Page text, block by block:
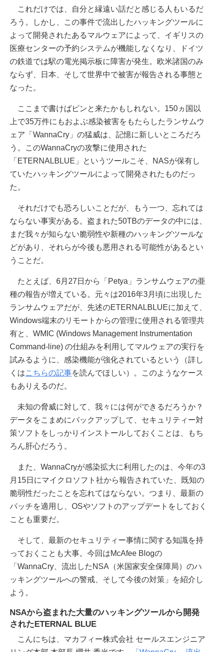
これだけでは、自分と縁遠い話だと感じる人もいるだ
ろう。しかし、この事件で流出したハッキングツールに
よって開発されたあるマルウェアによって、イギリスの
医療センターの予約システムが機能しなくなり、ドイツ
の鉄道では駅の電光掲示板に障害が発生。欧米諸国のみ
ならず、日本、そして世界中で被害が報告される事態と
なった。
ここまで書けばピンと来たかもしれない。150ヵ国以
上で35万件にもおよぶ感染被害をもたらしたランサムウ
ェア「WannaCry」の猛威は、記憶に新しいところだろ
う。このWannaCryの攻撃に使用された
「ETERNALBLUE」というツールこそ、NASが保有し
ていたハッキングツールによって開発されたものだっ
た。
それだけでも恐ろしいことだが、もう一つ、忘れては
ならない事実がある。盗まれた50TBのデータの中には、
まだ我々が知らない脆弱性や新種のハッキングツールな
どがあり、それらが今後も悪用される可能性があるとい
うことだ。
たとえば、6月27日から「Petya」ランサムウェアの亜
種の報告が増えている。元々は2016年3月頃に出現した
ランサムウェアだが、先述のETERNALBLUEに加えて、
Windows端末のリモートからの管理に使用される管理共
有と、WMIC (Windows Management Instrumentation
Command-line) の仕組みを利用してマルウェアの実行を
試みるように、感染機能が強化されているという（詳し
くはこちらの記事を読んでほしい）。このようなケース
もありえるのだ。
未知の脅威に対して、我々には何ができるだろうか？
データをこまめにバックアップして、セキュリティー対
策ソフトをしっかりインストールしておくことは、もち
ろん肝心だろう。
また、WannaCryが感染拡大に利用したのは、今年の3
月15日にマイクロソフト社から報告されていた、既知の
脆弱性だったことを忘れてはならない。つまり、最新の
パッチを適用し、OSやソフトのアップデートをしておく
ことも重要だ。
そして、最新のセキュリティー事情に関する知識を持
っておくことも大事。今回はMcAfee Blogの
「WannaCry、流出したNSA（米国家安全保障局）のハ
ッキングツールへの警戒、そして今後の対策」を紹介し
よう。
NSAから盗まれた大量のハッキングツールから開発
されたETERNAL BLUE
こんにちは、マカフィー株式会社 セールスエンジニア